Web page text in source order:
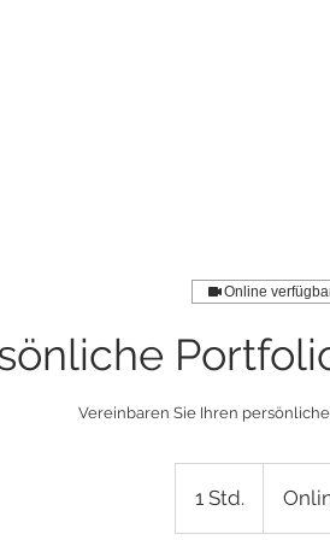
Online
Vereinbaren Sie Ihren
1 Std.
S